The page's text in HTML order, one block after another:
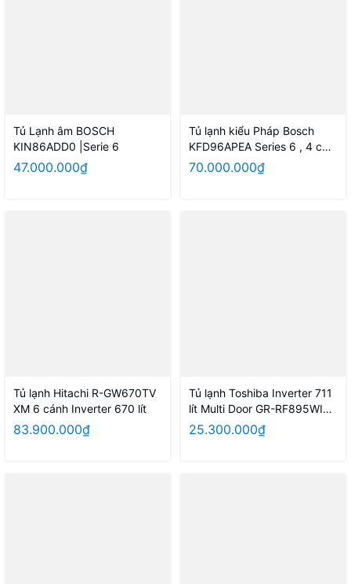
Tủ Lạnh âm BOSCH
KIN86ADD0 |Serie 6
47.000.000₫
Tủ lạnh kiểu Pháp Bosch
KFD96APEA Series 6 , 4 cửa
- Thép chống bám vân tay
70.000.000₫
Tủ lạnh Hitachi R-GW670TV
XM 6 cánh Inverter 670 lít
83.900.000₫
Tủ lạnh Toshiba Inverter 711
lít Multi Door GR-RF895WIA-
PGV(22)-XK
25.300.000₫